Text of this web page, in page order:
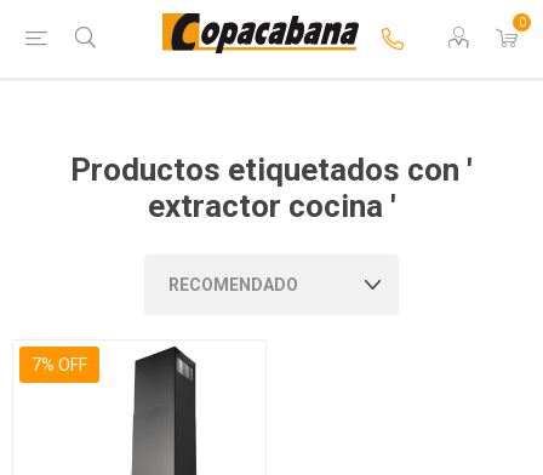
0
Productos etiquetados con '
extractor cocina '
7% OFF